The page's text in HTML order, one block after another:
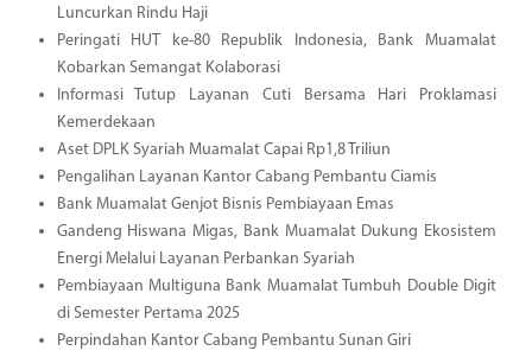
Luncurkan Rindu Haji
Peringati HUT ke-80 Republik Indonesia, Bank Muamalat
Kobarkan Semangat Kolaborasi
Informasi Tutup Layanan Cuti Bersama Hari Proklamasi
Kemerdekaan
Aset DPLK Syariah Muamalat Capai Rp1,8 Triliun
Pengalihan Layanan Kantor Cabang Pembantu Ciamis
Bank Muamalat Genjot Bisnis Pembiayaan Emas
Gandeng Hiswana Migas, Bank Muamalat Dukung Ekosistem
Energi Melalui Layanan Perbankan Syariah
Pembiayaan Multiguna Bank Muamalat Tumbuh Double Digit
di Semester Pertama 2025
Perpindahan Kantor Cabang Pembantu Sunan Giri